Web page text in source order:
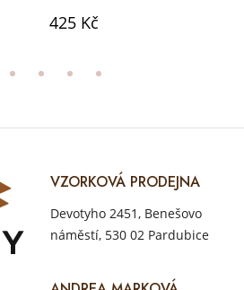
425 Kč
VZORKOVÁ PRODEJNA
Devotyho 2451, Benešovo
náměstí, 530 02 Pardubice